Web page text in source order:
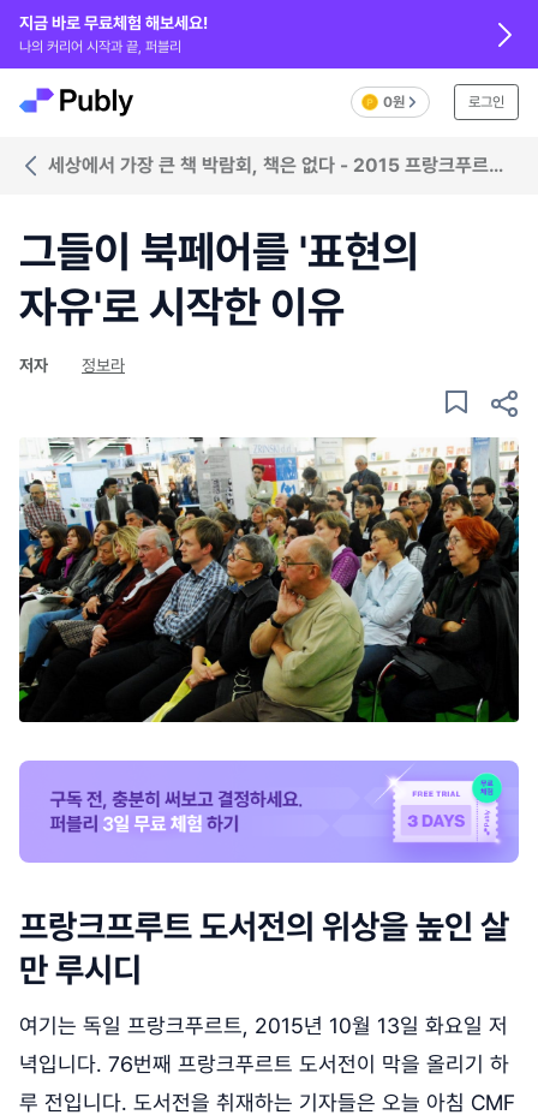
지금 바로 무료체험 해보세요!
나의 커리어 시작과 끝, 퍼블리
0원 로그인
세상에서 가장 큰 책 박람회, 책은 없다 - 2015 프랑크푸르트
그들이 북페어를 '표현의
자유'로 시작한 이유
저자 정보라
프랑크프루트 도서전의 위상을 높인 살
만 루시디
여기는 독일 프랑크푸르트, 2015년 10월 13일 화요일 저
녁입니다. 76번째 프랑크푸르트 도서전이 막을 올리기 하
루 전입니다. 도서전을 취재하는 기자들은 오늘 아침 CMF